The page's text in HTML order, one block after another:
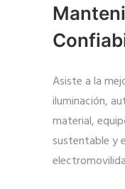
Asiste a la
iluminación,
material,
sustentable y